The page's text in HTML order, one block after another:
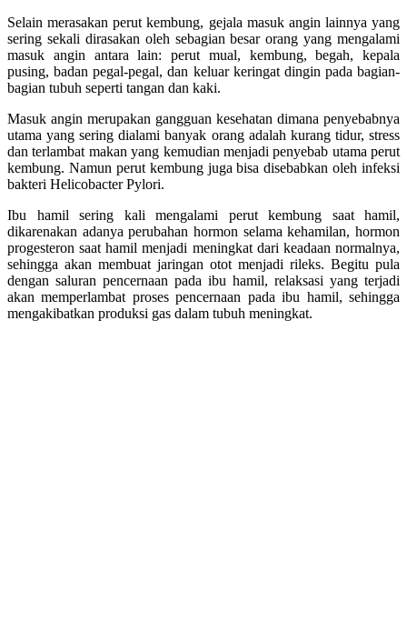
Selain merasakan perut kembung, gejala masuk angin lainnya yang
sering sekali dirasakan oleh sebagian besar orang yang mengalami
masuk angin antara lain: perut mual, kembung, begah, kepala
pusing, badan pegal-pegal, dan keluar keringat dingin pada bagian-
bagian tubuh seperti tangan dan kaki.
Masuk angin merupakan gangguan kesehatan dimana penyebabnya
utama yang sering dialami banyak orang adalah kurang tidur, stress
dan terlambat makan yang kemudian menjadi penyebab utama perut
kembung. Namun perut kembung juga bisa disebabkan oleh infeksi
bakteri Helicobacter Pylori.
Ibu hamil sering kali mengalami perut kembung saat hamil,
dikarenakan adanya perubahan hormon selama kehamilan, hormon
progesteron saat hamil menjadi meningkat dari keadaan normalnya,
sehingga akan membuat jaringan otot menjadi rileks. Begitu pula
dengan saluran pencernaan pada ibu hamil, relaksasi yang terjadi
akan memperlambat proses pencernaan pada ibu hamil, sehingga
mengakibatkan produksi gas dalam tubuh meningkat.